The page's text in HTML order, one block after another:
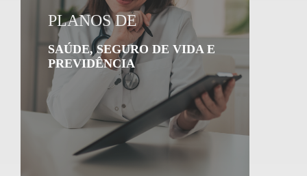
PLANOS DE
SAÚDE, SEGURO DE VIDA E
PREVIDÊNCIA